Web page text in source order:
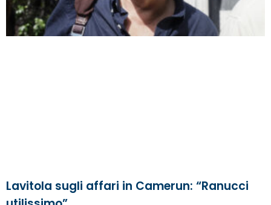
Lavitola sugli affari in Camerun: “Ranucci